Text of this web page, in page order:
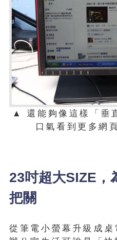
▲ 還能夠像這樣「垂
口氣看到更多網
23吋超大SIZE，
把關
從筆電小螢幕升級成桌